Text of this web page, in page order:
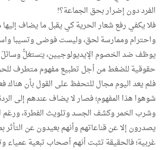
الفرد دون إضرار بحق الجماعة؟!
فلا يكفي رفع شعار الحرية كي يقبل ما يضاف
واحترام وممارسة لحق، وليست فوضى وتسيبا
يوظف ضد الخصوم الإيديولوجيين، يـَستغلُّ
حقوقية للضغط من أجل تطبيع مفهوم متطرف
فلم يعد اليوم مجال للتحفظ على القول بأن هناك
شوهوا هذا المفهوم؛ فصار لا يضاف عندهم إلى
وشرب الخمر وكشف الجسد وتلويث الفطرة، ورغم
يصدرون إلا عن قناعاتهم وأنهم بعيدون عن
غربية؛ فالحقيقة تثبت أنهم أصحاب تبعية عمياء